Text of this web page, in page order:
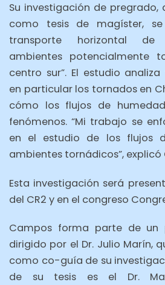
Su investigación de
como tesis de magíster,
transporte horizontal de
ambientes potencialmente
centro sur”. El estudio
en particular los tornados en
cómo los flujos de
fenómenos. “Mi trabajo se
en el estudio de los flujos
ambientes tornádicos”, explicó
Esta investigación será
del CR2 y en el congreso
Campos forma parte de un
dirigido por el Dr. Julio Marín,
como co-guía de su
de su tesis es el Dr.